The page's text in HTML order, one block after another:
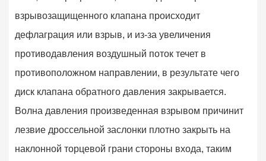
взрывозащищенного клапана происходит
дефлаграция или взрыв, и из-за увеличения
противодавления воздушный поток течет в
противоположном направлении, в результате чего
диск клапана обратного давления закрывается.
Волна давления произведенная взрывом причинит
лезвие дроссельной заслонки плотно закрыть на
наклонной торцевой грани стороны входа, таким